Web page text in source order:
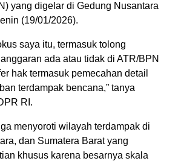
yang digelar di Gedung Nusantara
(19/01/2026).
saya itu, termasuk tolong
ada atau tidak di ATR/BPN
hak termasuk pemecahan detail
terdampak bencana,” tanya
RI.
menyoroti wilayah terdampak di
dan Sumatera Barat yang
khusus karena besarnya skala